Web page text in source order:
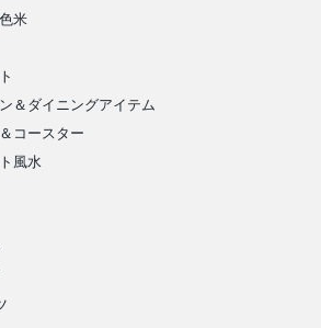
米
＆ダイニングアイテム
コースター
風水